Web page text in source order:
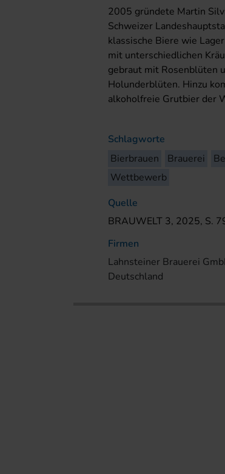
2005 gründete Martin
Schweizer
klassische Biere wie
mit unterschiedlichen
gebraut mit Rosenblüten
Holunderblüten. Hinzu
alkoholfreie Grutbier der
Schlagworte
Bierbrauen
Brauerei
Wettbewerb
Quelle
BRAUWELT 3, 2025, S.
Firmen
Lahnsteiner Brauerei
Deutschland